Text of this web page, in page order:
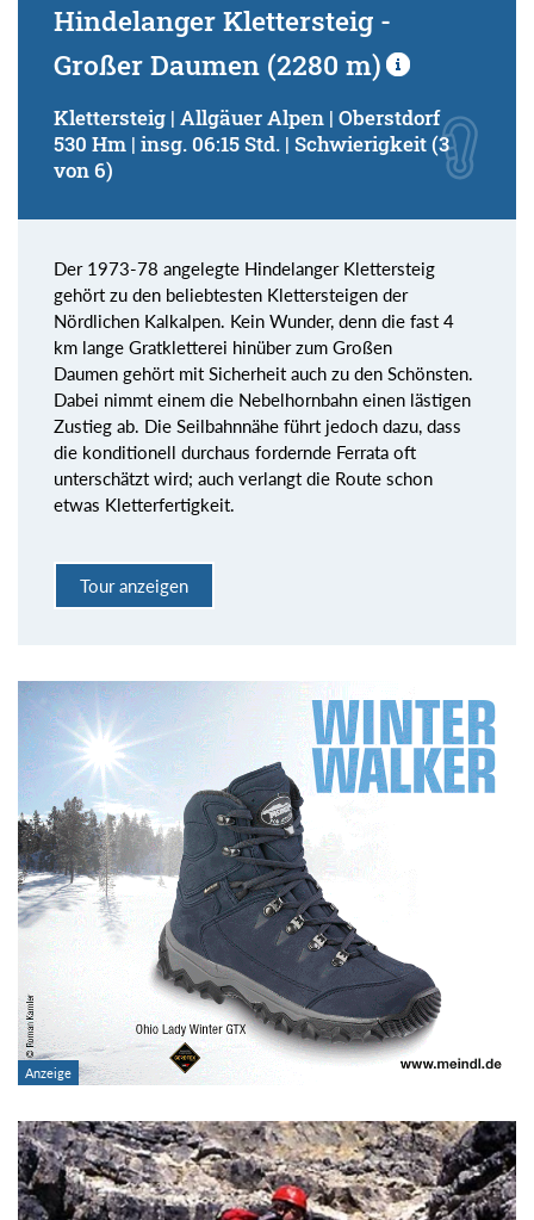
Hindelanger Klettersteig -
Großer Daumen (2280 m)
Klettersteig | Allgäuer Alpen | Oberstdorf
530 Hm | insg. 06:15 Std. | Schwierigkeit (3
von 6)
Der 1973-78 angelegte Hindelanger Klettersteig
gehört zu den beliebtesten Klettersteigen der
Nördlichen Kalkalpen. Kein Wunder, denn die fast 4
km lange Gratkletterei hinüber zum Großen
Daumen gehört mit Sicherheit auch zu den Schönsten.
Dabei nimmt einem die Nebelhornbahn einen lästigen
Zustieg ab. Die Seilbahnnähe führt jedoch dazu, dass
die konditionell durchaus fordernde Ferrata oft
unterschätzt wird; auch verlangt die Route schon
etwas Kletterfertigkeit.
Tour anzeigen